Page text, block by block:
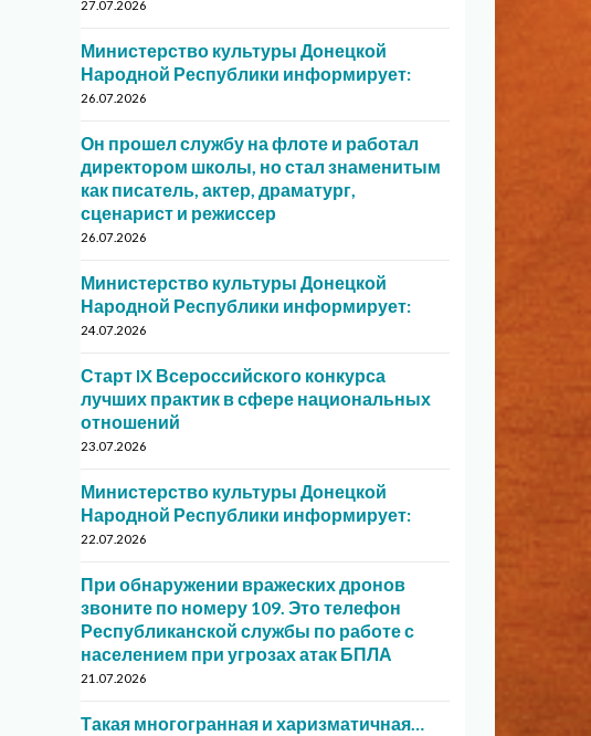
27.07.2026
Министерство культуры Донецкой
Народной Республики информирует:
26.07.2026
Он прошел службу на флоте и работал
директором школы, но стал знаменитым
как писатель, актер, драматург,
сценарист и режиссер
26.07.2026
Министерство культуры Донецкой
Народной Республики информирует:
24.07.2026
Старт IX Всероссийского конкурса
лучших практик в сфере национальных
отношений
23.07.2026
Министерство культуры Донецкой
Народной Республики информирует:
22.07.2026
При обнаружении вражеских дронов
звоните по номеру 109. Это телефон
Республиканской службы по работе с
населением при угрозах атак БПЛА
21.07.2026
Такая многогранная и харизматичная…